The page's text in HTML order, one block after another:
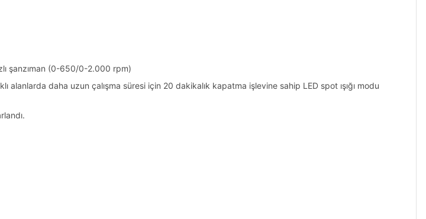
şanzıman (0-650/0-2.000 rpm)
alanlarda daha uzun çalışma süresi için 20 dakikalık kapatma işlevine sahip LED spot ışığı modu